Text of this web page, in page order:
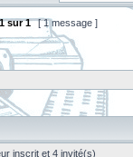
1sur1 [ 1 message ]
inscrit et 4 invité(s)